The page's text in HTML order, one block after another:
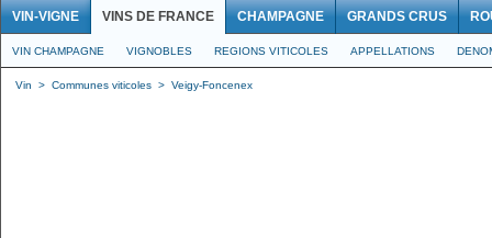
VIN-VIGNE VINS DE FRANCE CHAMPAGNE GRANDS CRUS
VIN CHAMPAGNE VIGNOBLES REGIONS VITICOLES APPELLATIONS
Vin > Communes viticoles > Veigy-Foncenex